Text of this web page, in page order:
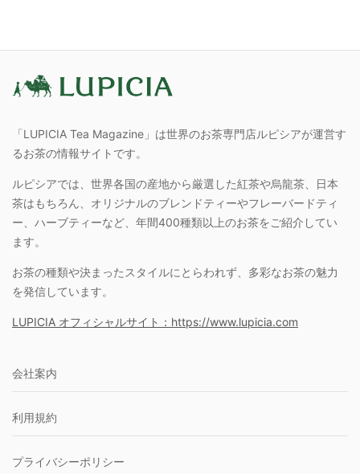
「LUPICIA Tea Magazine」は世界のお茶専門店ルピシアが運営す
るお茶の情報サイトです。
ルピシアでは、世界各国の産地から厳選した紅茶や烏龍茶、日本
茶はもちろん、オリジナルのブレンドティーやフレーバードティ
ー、ハーブティーなど、年間400種類以上のお茶をご紹介してい
ます。
お茶の種類や決まったスタイルにとらわれず、多彩なお茶の魅力
を発信しています。
LUPICIA オフィシャルサイト：https://www.lupicia.com
会社案内
利用規約
プライバシーポリシー